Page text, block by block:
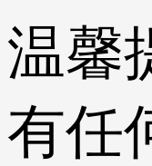
温馨
有任